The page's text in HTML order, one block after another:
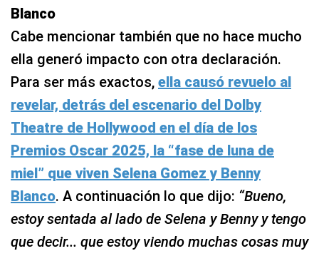
Blanco
Cabe mencionar también que no hace mucho
ella generó impacto con otra declaración.
Para ser más exactos, ella causó revuelo al
revelar, detrás del escenario del Dolby
Theatre de Hollywood en el día de los
Premios Oscar 2025, la “fase de luna de
miel” que viven Selena Gomez y Benny
Blanco. A continuación lo que dijo: “Bueno,
estoy sentada al lado de Selena y Benny y tengo
que decir... que estoy viendo muchas cosas muy